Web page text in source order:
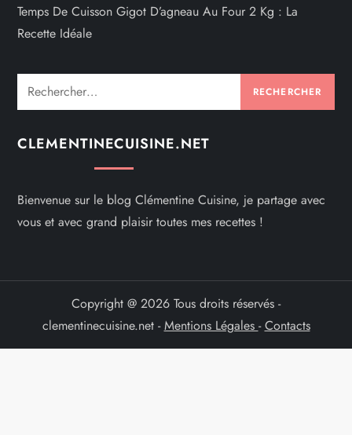
Temps De Cuisson Gigot D’agneau Au Four 2 Kg : La
Recette Idéale
Rechercher :
CLEMENTINECUISINE.NET
Bienvenue sur le blog Clémentine Cuisine, je partage avec
vous et avec grand plaisir toutes mes recettes !
Copyright @ 2026 Tous droits réservés -
clementinecuisine.net -Mentions Légales -Contacts